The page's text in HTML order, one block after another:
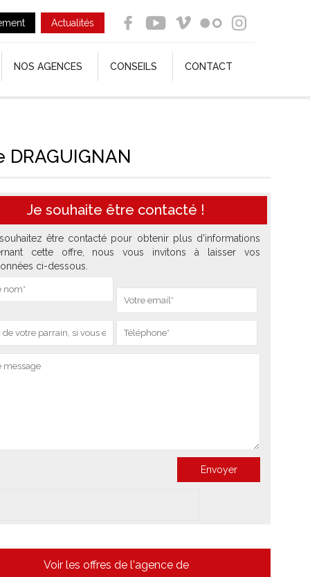
Actualités
NOS AGENCES CONSEILS CONTACT
Je souhaite être contacté !
être contacté pour obtenir plus d'informations
cette offre, nous vous invitons à laisser vos
ci-dessous.
Voir les offres de l'agence de